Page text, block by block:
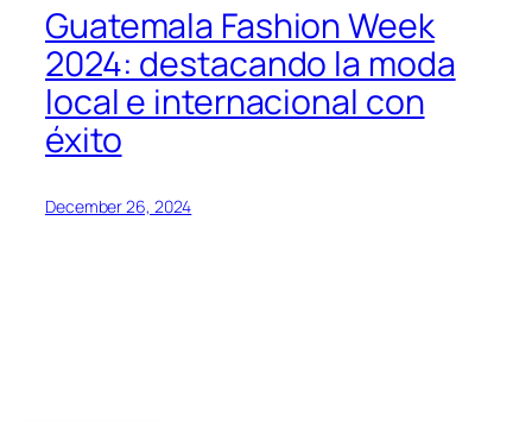
Guatemala Fashion Week
2024: destacando la moda
local e internacional con
éxito
December 26, 2024